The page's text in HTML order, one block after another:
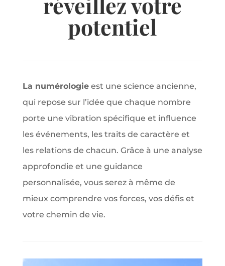
potentiel
La numérologieest une science ancienne,
qui repose sur l’idée que chaque nombre
porte une vibration spécifique et influence
les événements, les traits de caractère et
les relations de chacun. Grâce à une analyse
approfondie et une guidance
personnalisée, vous serez à même de
mieux comprendre vos forces, vos défis et
votre chemin de vie.